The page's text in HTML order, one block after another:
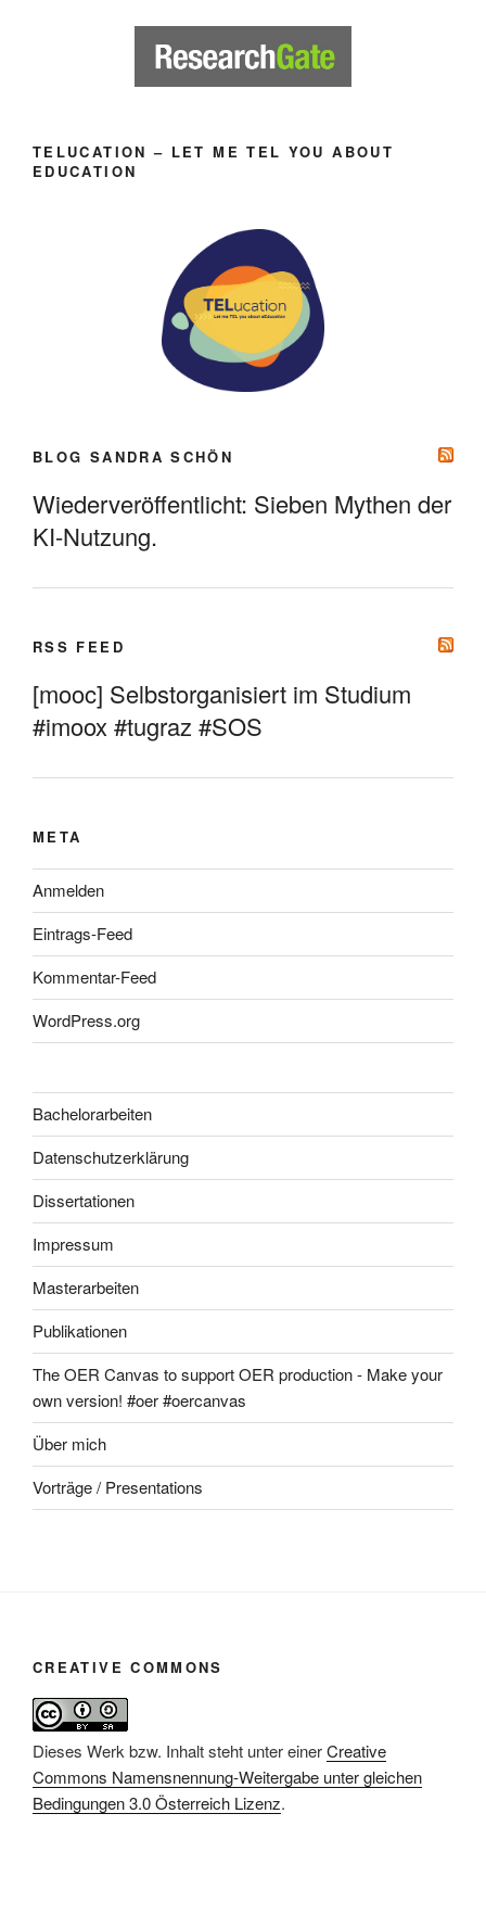
TELUCATION – LET ME TEL YOU ABOUT
EDUCATION
BLOG SANDRA SCHÖN
Wiederveröffentlicht: Sieben Mythen der
KI-Nutzung.
RSS FEED
[mooc] Selbstorganisiert im Studium
#imoox #tugraz #SOS
META
Anmelden
Eintrags-Feed
Kommentar-Feed
WordPress.org
Bachelorarbeiten
Datenschutzerklärung
Dissertationen
Impressum
Masterarbeiten
Publikationen
The OER Canvas to support OER production - Make your
own version! #oer #oercanvas
Über mich
Vorträge / Presentations
CREATIVE COMMONS
Dieses Werk bzw. Inhalt steht unter einerCreative
Commons Namensnennung-Weitergabe unter gleichen
Bedingungen 3.0 Österreich Lizenz.